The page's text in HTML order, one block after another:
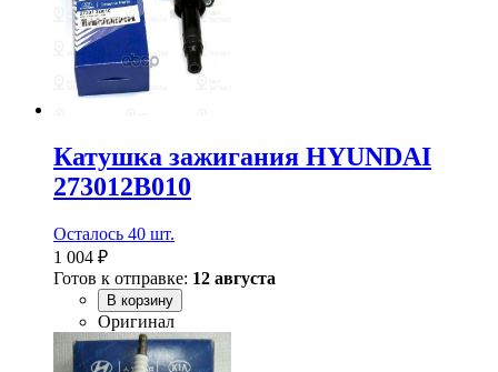
Катушка зажигания HYUNDAI
273012B010
Осталось 40 шт.
1 004 ₽
Готов к отправке: 12 августа
В корзину
Оригинал